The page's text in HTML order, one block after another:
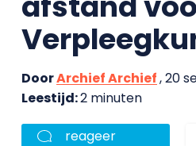
DoorArchief Archief, 20
Leestijd:2 minuten
reageer